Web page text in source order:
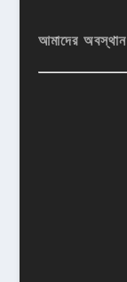
আমাদের অবস্থান